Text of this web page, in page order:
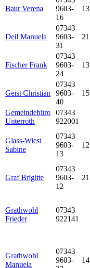
Baur Verena
9603-
16
13
Deil Manuela
07343
9603-
31
21
Fischer Frank
07343
9603-
24
13
Geist Christian
07343
9603-
40
15
Gemeindebüro
Unterroth
07343
922001
Glass-Wiest
Sabine
07343
9603-
13
12
Graf Brigitte
07343
9603-
12
21
Grathwohl
Frieder
07343
922141
Grathwohl
Manuela
07343
9603-
14